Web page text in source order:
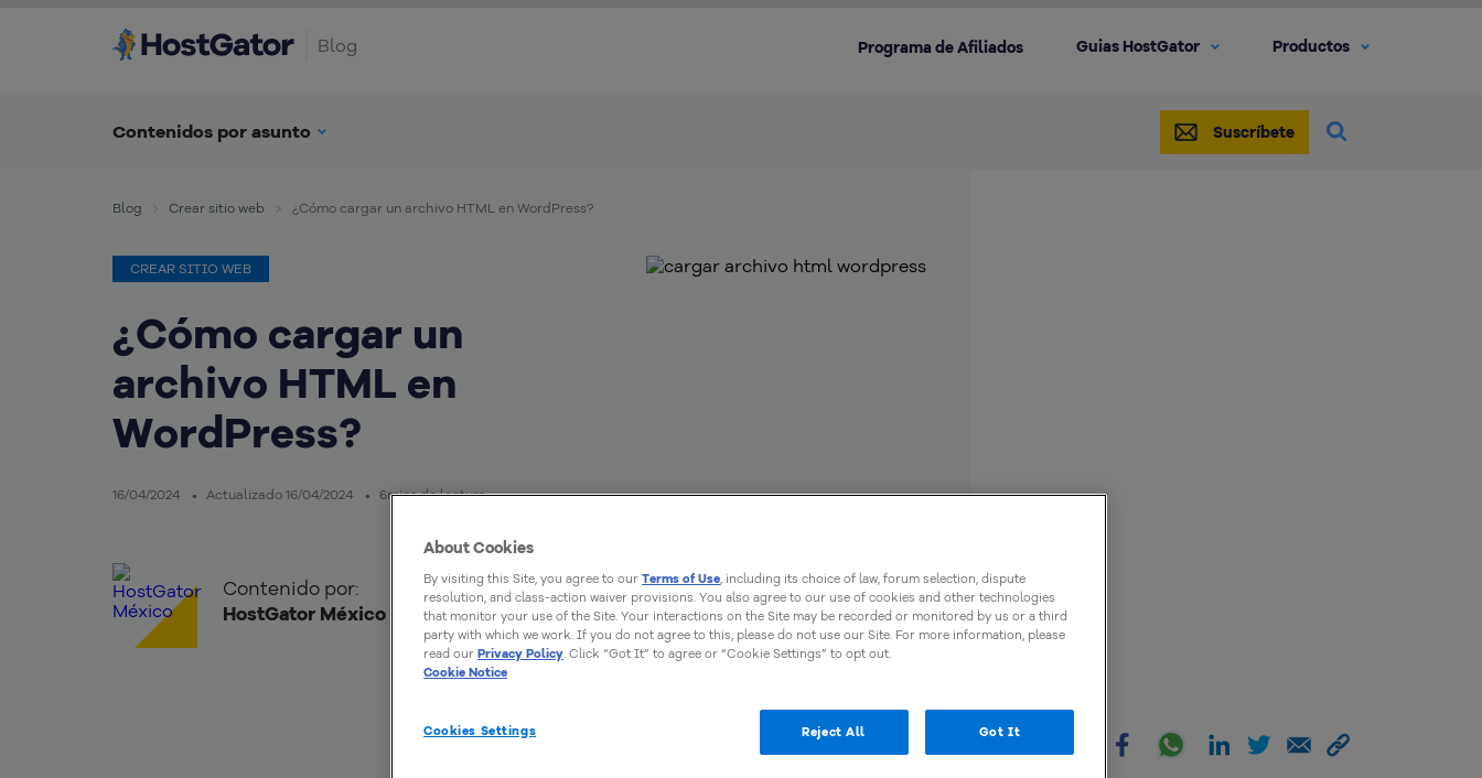
Blog Programa de Afiliados Guias HostGator Productos
Contenidos por asunto Suscríbete
Blog Crear sitio web ¿Cómo cargar un archivo HTML en WordPress?
CREAR SITIO WEB
¿Cómo cargar un
archivo HTML en
WordPress?
16/04/2024 Actualizado 16/04/2024 6mins de lectura
Contenido por:
HostGator México
About Cookies
By visiting this Site, you agree to our Terms of Use, including its choice of law, forum selection, dispute
resolution, and class-action waiver provisions. You also agree to our use of cookies and other technologies
that monitor your use of the Site. Your interactions on the Site may be recorded or monitored by us or a third
party with which we work. If you do not agree to this, please do not use our Site. For more information, please
read our Privacy Policy. Click “Got It” to agree or “Cookie Settings” to opt out.
Cookie Notice
Cookies Settings Reject All Got It